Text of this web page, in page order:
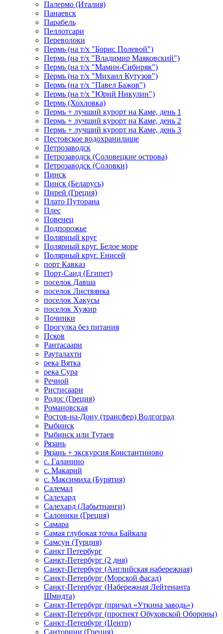
Палермо (Италия)
Панаевск
Парабель
Пеллотсари
Переволоки
Пермь (на т/х "Борис Полевой")
Пермь (на т/х "Владимир Маяковский")
Пермь (на т/х "Мамин-Сибиряк")
Пермь (на т/х "Михаил Кутузов")
Пермь (на т/х "Павел Бажов")
Пермь (на т/х "Юрий Никулин")
Пермь (Хохловка)
Пермь + лучший курорт на Каме, день 1
Пермь + лучший курорт на Каме, день 2
Пермь + лучший курорт на Каме, день 3
Пестовское водохранилище
Петрозаводск
Петрозаводск (Соловецкие острова)
Петрозаводск (Соловки)
Пинск
Пинск (Беларусь)
Пирей (Греция)
Плато Путорана
Плес
Повенец
Подпорожье
Полярный круг
Полярный круг. Белое море
Полярный круг. Енисей
порт Кавказ
Порт-Саид (Египет)
поселок Давша
поселок Листвянка
поселок Хакусы
поселок Хужир
Починки
Прогулка без питания
Псков
Рантасаари
Рауталахти
река Вятка
река Сура
Речной
Ристисаари
Родос (Греция)
Романовская
Ростов-на-Дону (трансфер) Волгоград
Рыбинск
Рыбинск или Тутаев
Рязань
Рязань + экскурсия Константиново
с. Галанино
с. Макарий
с. Максимиха (Бурятия)
Салемал
Салехард
Салехард (Лабытнанги)
Салоники (Греция)
Самара
Самая глубокая точка Байкала
Самсун (Турция)
Санкт Петербург
Санкт-Петербург (2 дня)
Санкт-Петербург (Английская набережная)
Санкт-Петербург (Морской фасад)
Санкт-Петербург (Набережная Лейтенанта
Шмидта)
Санкт-Петербург (причал «Уткина заводь»)
Санкт-Петербург (проспект Обуховской Обороны)
Санкт-Петербург (Центр)
Санторини (Греция)